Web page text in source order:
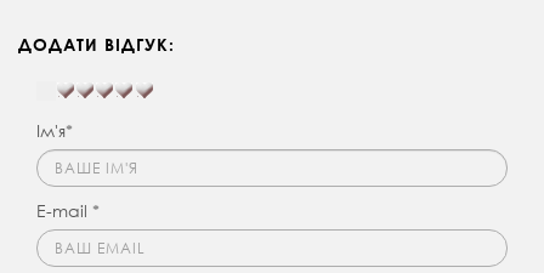
ДОДАТИ ВІДГУК:
Ім'я*
E-mail *